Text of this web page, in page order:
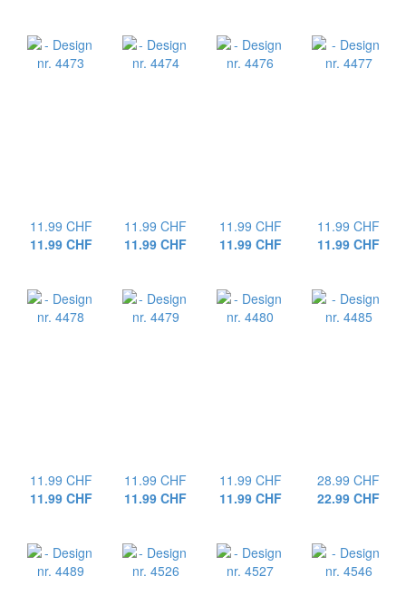
11.99 CHF
11.99 CHF
11.99 CHF
11.99 CHF
11.99 CHF
11.99 CHF
11.99 CHF
11.99 CHF
11.99 CHF
11.99 CHF
11.99 CHF
11.99 CHF
11.99 CHF
11.99 CHF
28.99 CHF
22.99 CHF